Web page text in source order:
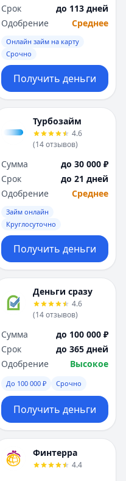
Срок
до 113 дней
Одобрение
Среднее
Онлайн займ на карту
Срочно
Получить деньги
Турбозайм
4.6
(14отзывов)
Сумма
до 30 000 ₽
Срок
до 21 дней
Одобрение
Среднее
Займ онлайн
Круглосуточно
Получить деньги
Деньги сразу
4.6
(14отзывов)
Сумма
до 100 000 ₽
Срок
до 365 дней
Одобрение
Высокое
До 100 000 ₽ Срочно
Получить деньги
Финтерра
4.4